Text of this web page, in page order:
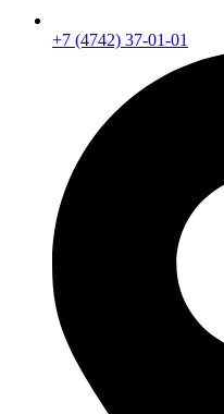
+7 (4742) 37-01-01